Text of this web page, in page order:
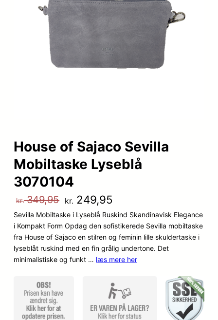
House of Sajaco Sevilla
Mobiltaske Lyseblå
3070104
kr.349,95 D
e
n
o
kr. 249,95
e
n
a
t
u
Sevilla Mobiltaske i Lyseblå Ruskind Skandinavisk Elegance
i Kompakt Form Opdag den sofistikerede Sevilla mobiltaske
fra House of Sajaco en stilren og feminin lille skuldertaske i
lyseblåt ruskind med en fin grålig undertone. Det
minimalistiske og funkt … læs mere her